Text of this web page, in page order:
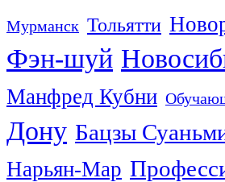
Мурманск Тольятти
Фэн-шуй
Манфред Кубни
Дону Бацзы
Нарьян-Мар